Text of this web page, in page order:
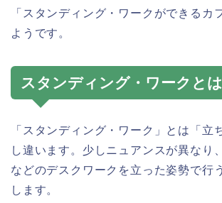
「スタンディング・ワークができるカ
ようです。
スタンディング・ワークとは
「スタンディング・ワーク」とは「立
し違います。少しニュアンスが異なり
などのデスクワークを立った姿勢で行
します。